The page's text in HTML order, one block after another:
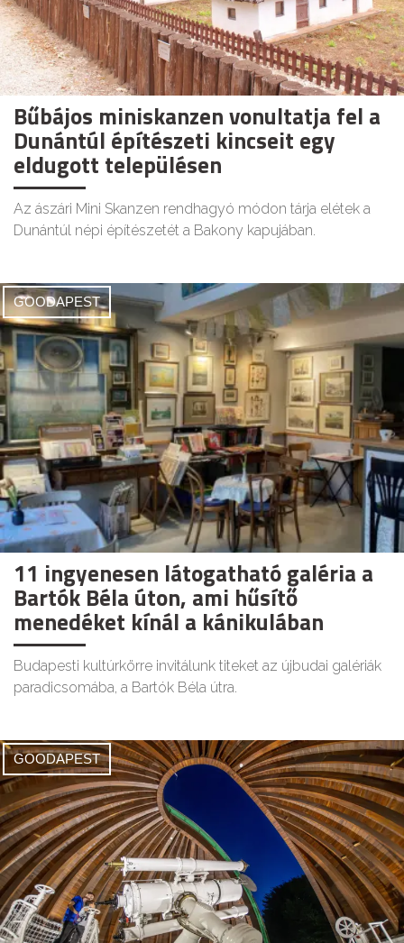
Bűbájos miniskanzen vonultatja fel a
Dunántúl építészeti kincseit egy
eldugott településen
Az ászári Mini Skanzen rendhagyó módon tárja elétek a
Dunántúl népi építészetét a Bakony kapujában.
GOODAPEST
11 ingyenesen látogatható galéria a
Bartók Béla úton, ami hűsítő
menedéket kínál a kánikulában
Budapesti kultúrkörre invitálunk titeket az újbudai galériák
paradicsomába, a Bartók Béla útra.
GOODAPEST